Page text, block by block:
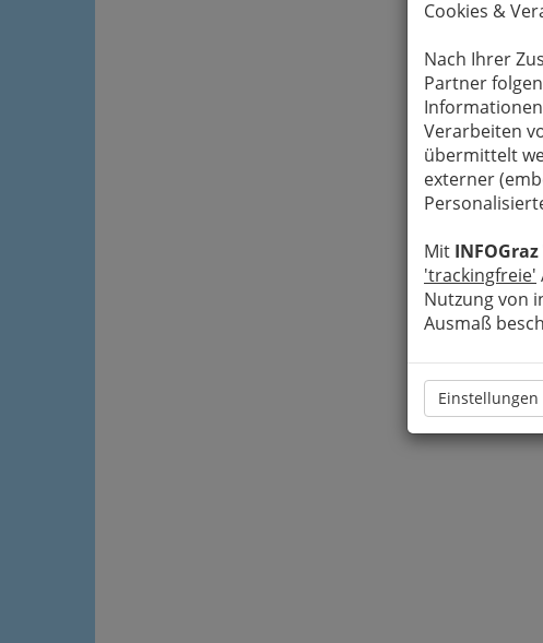
Cookies &
Nach Ihrer
Partner
Verarbeiten
übermittelt
externer
Mit
'trackingfreie'
Nutzung von
Ausmaß
Einstellungen